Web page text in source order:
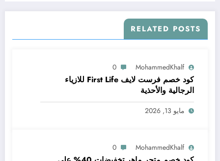
RELATED POSTS
MohammedKhalf
0
كود خصم فرست لايف First Life للازياء
الرجالية والأحذية
مايو 13, 2026
MohammedKhalf
0